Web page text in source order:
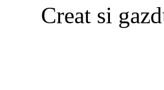
Creat si